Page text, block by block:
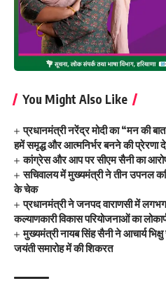
You Might Also Like
प्रधानमंत्री नरेंद्र मोदी का “मन की
हमें समृद्ध और आत्मनिर्भर बनने की प्रेरणा
कांग्रेस और आप पर सीएम सैनी का
सचिवालय में मुख्यमंत्री ने तीन उपनल
के चेक
प्रधानमंत्री ने जनपद वाराणसी में
कल्याणकारी विकास परियोजनाओं का
मुख्यमंत्री नायब सिंह सैनी ने आचार्य
जयंती समारोह में की शिकरत